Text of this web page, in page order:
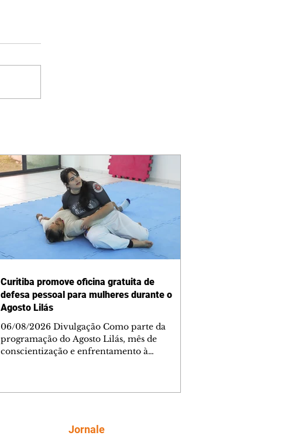
Curitiba promove oficina gratuita de
defesa pessoal para mulheres durante o
Agosto Lilás
06/08/2026 Divulgação Como parte da
programação do Agosto Lilás, mês de
conscientização e enfrentamento à
Autoproteção, no Teatro da Vila, na Cidade
Jornale